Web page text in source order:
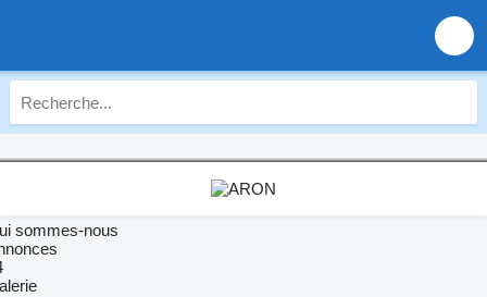
sommes-nous